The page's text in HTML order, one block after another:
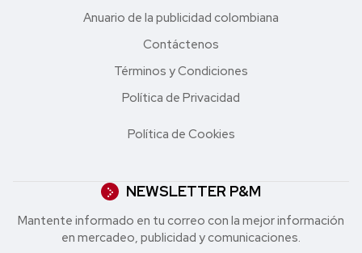
Anuario de la publicidad colombiana
Contáctenos
Términos y Condiciones
Política de Privacidad
Política de Cookies
NEWSLETTER P&M
Mantente informado en tu correo con la mejor in formación
en mercadeo, publicidad y comunicaciones.